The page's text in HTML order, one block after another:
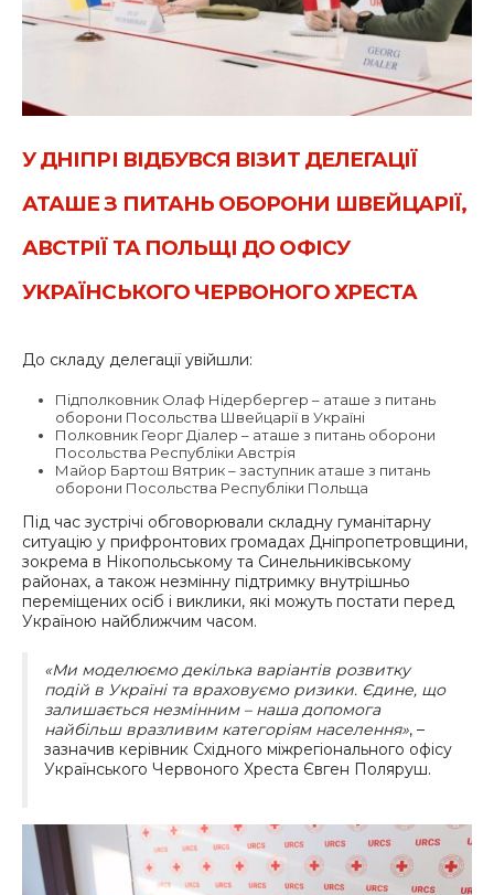
У ДНІПРІ ВІДБУВСЯ ВІЗИТ ДЕЛЕГАЦІЇ
АТАШЕ З ПИТАНЬ ОБОРОНИ ШВЕЙЦАРІЇ,
АВСТРІЇ ТА ПОЛЬЩІ ДО ОФІСУ
УКРАЇНСЬКОГО ЧЕРВОНОГО ХРЕСТА
До складу делегації увійшли:
Підполковник Олаф Нідербергер – аташе з питань
оборони Посольства Швейцарії в Україні
Полковник Георг Діалер – аташе з питань оборони
Посольства Республіки Австрія
Майор Бартош Вятрик – заступник аташе з питань
оборони Посольства Республіки Польща
Під час зустрічі обговорювали складну гуманітарну
ситуацію у прифронтових громадах Дніпропетровщини,
зокрема в Нікопольському та Синельниківському
районах, а також незмінну підтримку внутрішньо
переміщених осіб і виклики, які можуть постати перед
Україною найближчим часом.
«Ми моделюємо декілька варіантів розвитку
подій в Україні та враховуємо ризики. Єдине, що
залишається незмінним – наша допомога
найбільш вразливим категоріям населення», –
зазначив керівник Східного міжрегіонального офісу
Українського Червоного Хреста Євген Поляруш.